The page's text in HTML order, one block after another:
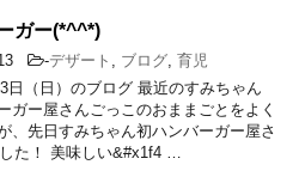
ガー(*^^*)
-デザート ブログ 育児
日（日）のブログ 最近のすみちゃん
ガー屋さんごっこのおままごとをよく
、先日すみちゃん初ハンバーガー屋さ
た！ 美味しい&#x1f4 …